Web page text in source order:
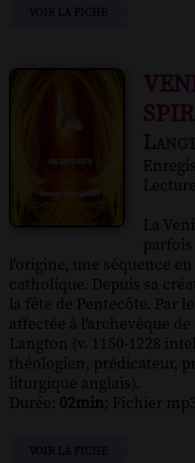
La
parfois
l'origine, une séquence
catholique. Depuis sa
la fête de Pentecôte. Par
affectée à l'archevêque
Langton (v. 1150-1228
théologien, prédicateur,
liturgique anglais).
Durée: 02min; Fichier